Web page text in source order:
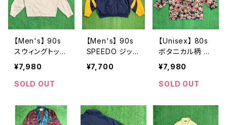
【Men's】 90s
スウィングトップ
ジャケット / アメ
リカ製 USA製 9
0年代 古着 メン
17
¥7,980
SOLD OUT
【Men's】 90s
SPEEDO ジップ
アップ ナイロン
ジャケット / 90
パー メンズ 169
1
¥7,700
【Unisex】 80s
ボタニカル柄 レ
ーヨン ジャケッ
ト / アメリカ製
USA製 80年代
メンズ レディー
ス N0741
¥7,980
SOLD OUT